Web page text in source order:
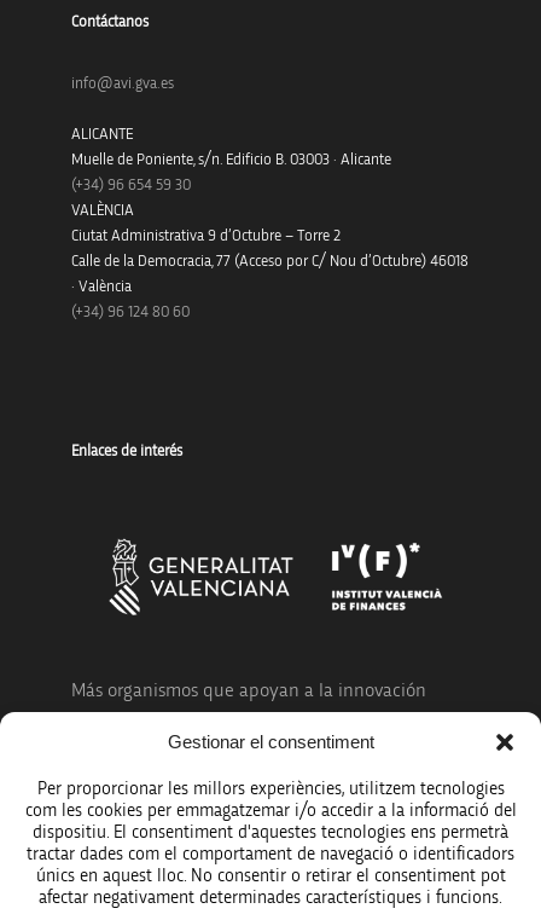
Gestionar el consentiment
Per proporcionar les millors experiències, utilitzem tecnologies
com les cookies per emmagatzemar i/o accedir a la informació del
dispositiu. El consentiment d'aquestes tecnologies ens permetrà
tractar dades com el comportament de navegació o identificadors
únics en aquest lloc. No consentir o retirar el consentiment pot
afectar negativament determinades característiques i funcions.
Contáctanos
info@avi.gva.es
ALICANTE
Muelle de Poniente, s/n. Edificio B. 03003 · Alicante
(+34) 96 654 59 30
VALÈNCIA
Ciutat Administrativa 9 d’Octubre – Torre 2
Calle de la Democracia, 77 (Acceso por C/ Nou d’Octubre) 46018
· València
(+34) 96 124 80 60
Enlaces de interés
Más organismos que apoyan a la innovación
Avíso legal
Política de protección de datos